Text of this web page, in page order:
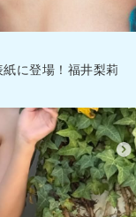
に登場！福井梨莉